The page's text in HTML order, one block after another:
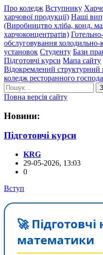
Про коледж Вступнику
харчової продукції) Наші
(Виробництво хліба, конд.
харчоконцентратів)
обслуговування
установок Студенту Бази
Підготовчі курси Мапа сайту
Відокремлений структурний
коледж ресторанного
Повна версія сайту
Новини:
Підготовчі курси
KRG
29-05-2026, 13:03
0
Вступ
🚀 Підготовчі
математики